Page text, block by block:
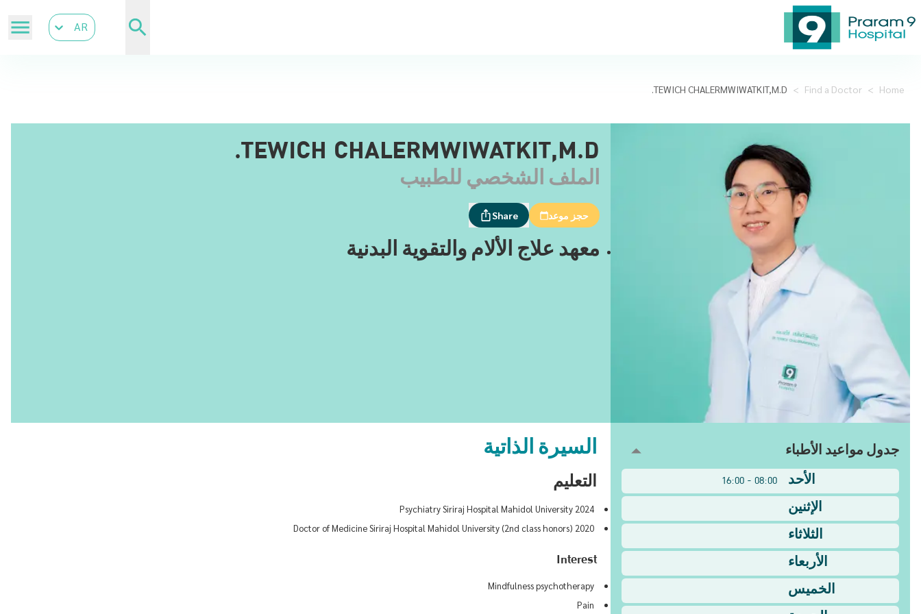
AR
Home
>
Find a Doctor
>
TEWICH CHALERMWIWATKIT,M.D.
TEWICH CHALERMWIWATKIT,M.D.
الملف الشخصي للطبيب
حجز موعد Share
معهد علاج الألام والتقوية البدنية
جدول مواعيد الأطباء
الأحد
08:00 - 16:00
الإثنين
الثلاثاء
الأربعاء
الخميس
السيرة الذاتية
التعليم
2024 Psychiatry Siriraj Hospital Mahidol University
2020 Doctor of Medicine Siriraj Hospital Mahidol University (2nd class honors)
Interest
Mindfulness psychotherapy
Pain